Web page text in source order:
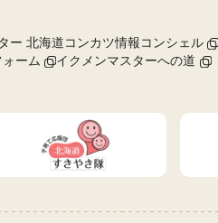
ー 北海道コンカツ情報コンシェル
ーム
イクメンマスターへの道